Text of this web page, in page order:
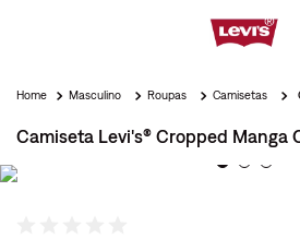
Masculino Roupas Camisetas
Camiseta Levi's® Cropped Manga